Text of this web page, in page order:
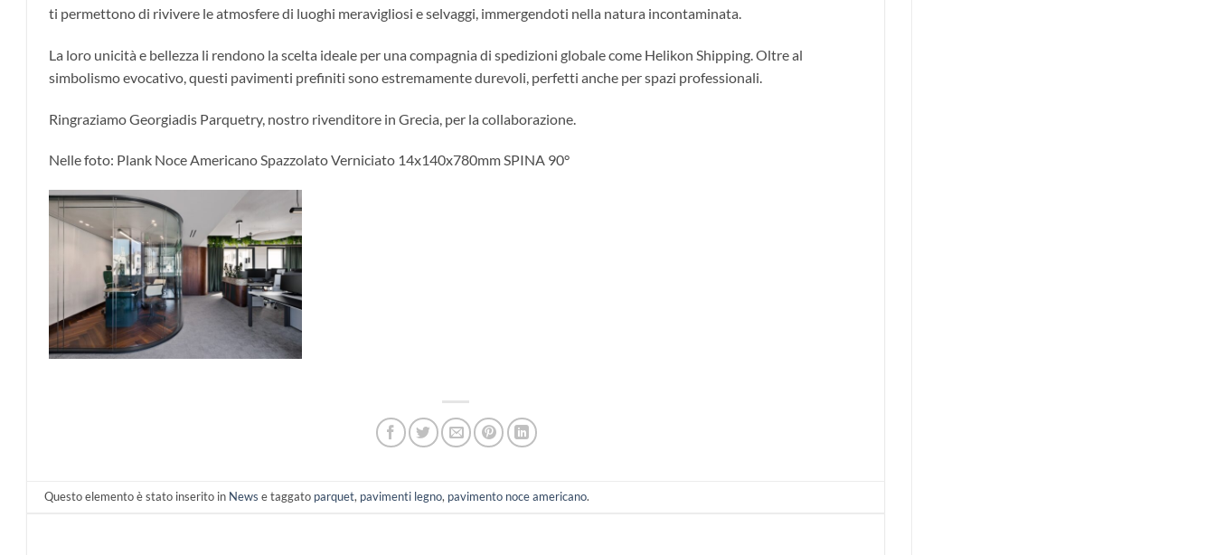
ti permettono di rivivere le atmosfere di luoghi meravigliosi e selvaggi, immergendoti nella natura incontaminata.
La loro unicità e bellezza li rendono la scelta ideale per una compagnia di spedizioni globale come Helikon Shipping. Oltre al
simbolismo evocativo, questi pavimenti prefiniti sono estremamente durevoli, perfetti anche per spazi professionali.
Ringraziamo Georgiadis Parquetry, nostro rivenditore in Grecia, per la collaborazione.
Nelle foto: Plank Noce Americano Spazzolato Verniciato 14x140x780mm SPINA 90°
Questo elemento è stato inserito in News e taggato parquet, pavimenti legno, pavimento noce americano.